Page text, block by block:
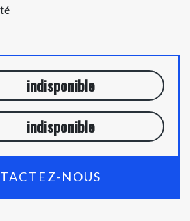
indisponible
indisponible
NOUS